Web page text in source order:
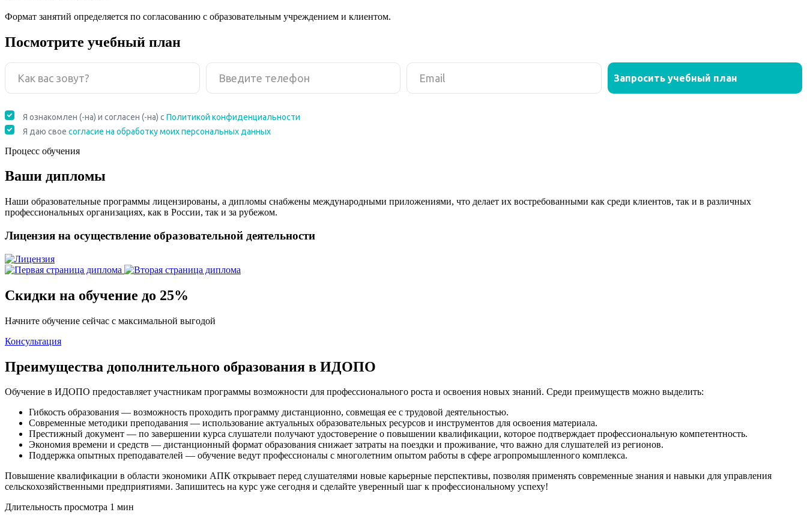
Формат занятий определяется по согласованию с образовательным учреждением и клиентом.
Посмотрите учебный план
Процесс обучения
Ваши дипломы
Наши образовательные программы лицензированы, а дипломы снабжены международными приложениями, что делает их востребованными как среди клиентов, так и в различных
профессиональных организациях, как в России, так и за рубежом.
Лицензия на осуществление образовательной деятельности
Скидки на обучение до 25%
Начните обучение сейчас с максимальной выгодой
Консультация
Преимущества дополнительного образования в ИДОПО
Обучение в ИДОПО предоставляет участникам программы возможности для профессионального роста и освоения новых знаний. Среди преимуществ можно выделить:
Гибкость образования — возможность проходить программу дистанционно, совмещая ее с трудовой деятельностью.
Современные методики преподавания — использование актуальных образовательных ресурсов и инструментов для освоения материала.
Престижный документ — по завершении курса слушатели получают удостоверение о повышении квалификации, которое подтверждает профессиональную компетентность.
Экономия времени и средств — дистанционный формат образования снижает затраты на поездки и проживание, что важно для слушателей из регионов.
Поддержка опытных преподавателей — обучение ведут профессионалы с многолетним опытом работы в сфере агропромышленного комплекса.
Повышение квалификации в области экономики АПК открывает перед слушателями новые карьерные перспективы, позволяя применять современные знания и навыки для управления
сельскохозяйственными предприятиями. Запишитесь на курс уже сегодня и сделайте уверенный шаг к профессиональному успеху!
Длительность просмотра 1 мин